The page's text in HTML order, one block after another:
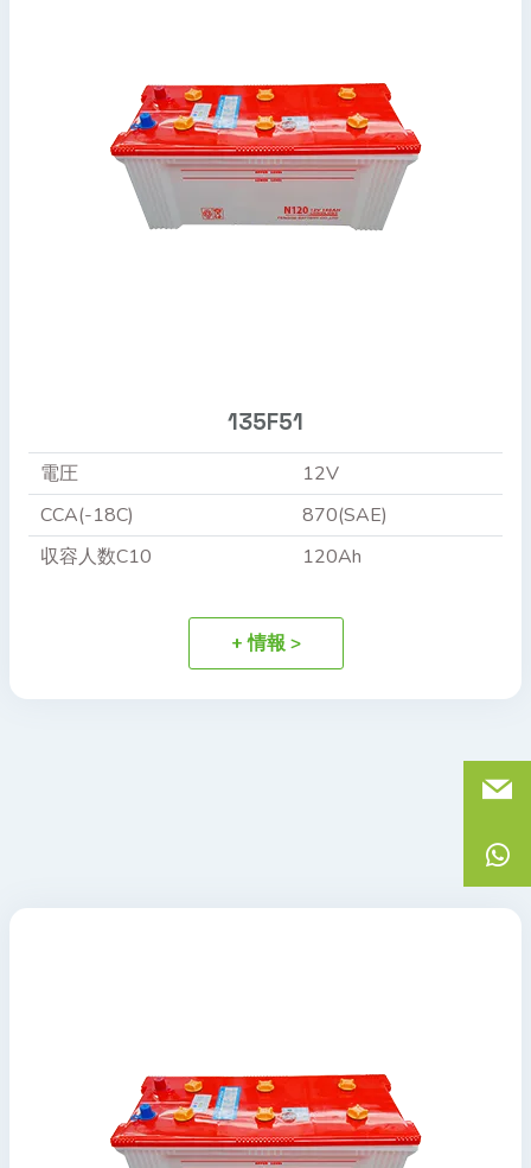
135F51
電圧
12V
CCA(-18C)
870(SAE)
収容人数C10
120Ah
+ 情報 >